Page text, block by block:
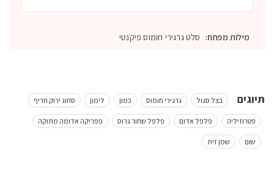
מילות מפתח: סלט גרגירי חומוס פיקנטי
תיוגים בצל סגול גרגירי חומוס כמון לימון סחוג ירוק חריף
פטרוזיליה פלפל אדום פלפל שחור גרוס פפריקה אדומה מתוקה
שום שמן זית